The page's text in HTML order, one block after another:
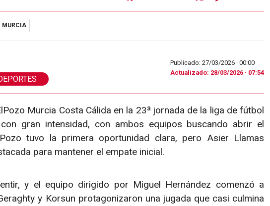
MURCIA
Publicado: 27/03/2026 · 00:00
Actualizado: 28/03/2026 · 07:54
Murcia Costa Cálida en la 23ª jornada de la liga de fútbol
gran intensidad, con ambos equipos buscando abrir el
tuvo la primera oportunidad clara, pero Asier Llamas
para mantener el empate inicial.
y el equipo dirigido por Miguel Hernández comenzó a
y Korsun protagonizaron una jugada que casi culmina